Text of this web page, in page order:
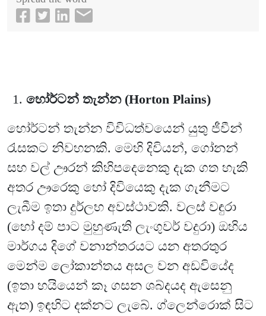
හෝර්ටන් තැන්න (Horton Plains)
හෝර්ටන් තැන්න විවිධත්වයෙන් යුතු ජීවීන්
රැසකට නිවහනකි. මෙහි දිවියන්, ගෝනන්
සහ වල් ඌරන් කිහිපදෙනෙකු දැක ගත හැකි
අතර ඌරෙකු හෝ දිවියෙකු දැක ගැනීමට
ලැබීම ඉතා දුර්ලභ අවස්ථාවකි. වලස් වඳුරා
(හෝ දම් පාට මුහුණැති ලැංගුවර් වදුරා) ඔහිය
මාර්ගය දිගේ වනාන්තරයට යන අතරතුර
මෙන්ම ලෝකාන්තය අසල වන අඩවියේද
(ඉතා හයියෙන් කෑ ගසන ශබ්දයද ඇසෙනු
ඇත) ඉඳහිට දක්නට ලැබේ. ග්ලෙන්රොක් සිට